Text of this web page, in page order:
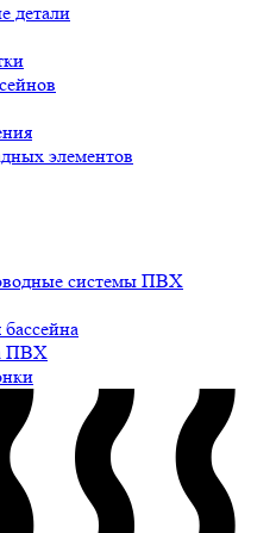
детали
элементов
системы ПВХ
ПВХ